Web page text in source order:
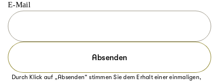
E-Mail
Absenden
Durch Klick auf „Absenden“ stimmen Sie dem Erhalt einer einmaligen,